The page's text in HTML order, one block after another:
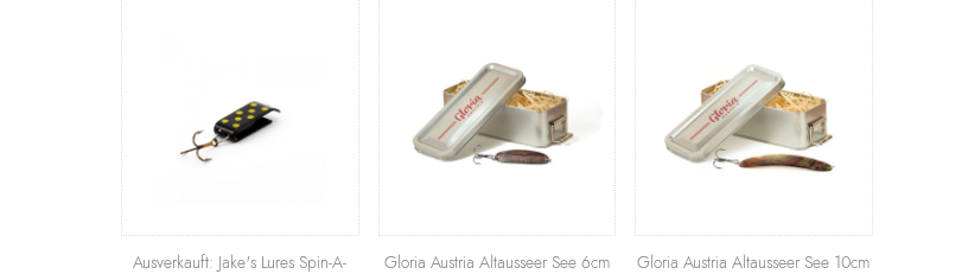
Ausverkauft: Jake's Lures Spin-A-
Gloria Austria Altausseer See 6cm Gloria Austria Altausseer See 10cm